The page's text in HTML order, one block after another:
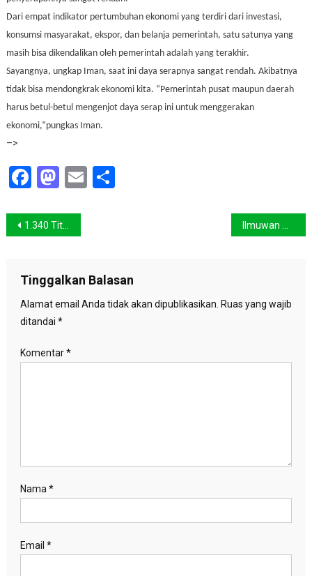
Dari empat indikator pertumbuhan ekonomi yang terdiri dari investasi,
konsumsi masyarakat, ekspor, dan belanja pemerintah, satu satunya yang
masih bisa dikendalikan oleh pemerintah adalah yang terakhir.
Sayangnya, ungkap Iman, saat ini daya serapnya sangat rendah. Akibatnya
tidak bisa mendongkrak ekonomi kita. “Pemerintah pusat maupun daerah
harus betul-betul mengenjot daya serap ini untuk menggerakan
ekonomi,”pungkas Iman.
–>
Facebook
Mastodon
EmailShare
Navigasi
1.340 Titik Panas Kepung Sumatera Selatan, Asap Meluas
Tinggalkan Balasan
Alamat email Anda tidak akan dipublikasikan. Ruas yang wajib
ditandai *
Komentar*
Nama *
Email *